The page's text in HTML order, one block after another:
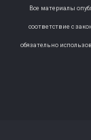
Все материалы
соответствие с
обязательно